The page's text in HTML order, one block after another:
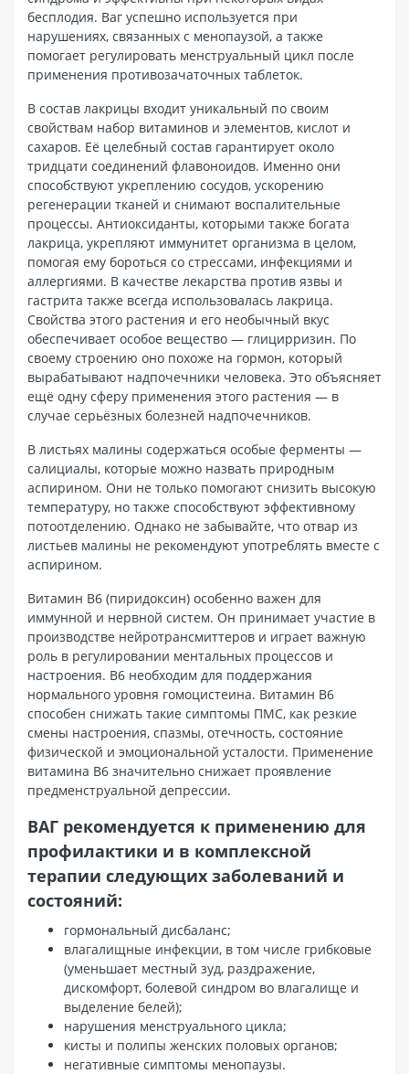
бесплодия. Ваг успешно используется при
нарушениях, связанных с менопаузой, а также
помогает регулировать менструальный цикл после
применения противозачаточных таблеток.
В состав лакрицы входит уникальный по своим
свойствам набор витаминов и элементов, кислот и
сахаров. Её целебный состав гарантирует около
тридцати соединений флавоноидов. Именно они
способствуют укреплению сосудов, ускорению
регенерации тканей и снимают воспалительные
процессы. Антиоксиданты, которыми также богата
лакрица, укрепляют иммунитет организма в целом,
помогая ему бороться со стрессами, инфекциями и
аллергиями. В качестве лекарства против язвы и
гастрита также всегда использовалась лакрица.
Свойства этого растения и его необычный вкус
обеспечивает особое вещество — глицирризин. По
своему строению оно похоже на гормон, который
вырабатывают надпочечники человека. Это объясняет
ещё одну сферу применения этого растения — в
случае серьёзных болезней надпочечников.
В листьях малины содержаться особые ферменты —
салициалы, которые можно назвать природным
аспирином. Они не только помогают снизить высокую
температуру, но также способствуют эффективному
потоотделению. Однако не забывайте, что отвар из
листьев малины не рекомендуют употреблять вместе с
аспирином.
Витамин В6 (пиридоксин) особенно важен для
иммунной и нервной систем. Он принимает участие в
производстве нейротрансмиттеров и играет важную
роль в регулировании ментальных процессов и
настроения. В6 необходим для поддержания
нормального уровня гомоцистеина. Витамин В6
способен снижать такие симптомы ПМС, как резкие
смены настроения, спазмы, отечность, состояние
физической и эмоциональной усталости. Применение
витамина В6 значительно снижает проявление
предменструальной депрессии.
ВАГ рекомендуется к применению для
профилактики и в комплексной
терапии следующих заболеваний и
состояний:
гормональный дисбаланс;
влагалищные инфекции, в том числе грибковые
(уменьшает местный зуд, раздражение,
дискомфорт, болевой синдром во влагалище и
выделение белей);
нарушения менструального цикла;
кисты и полипы женских половых органов;
негативные симптомы менопаузы.